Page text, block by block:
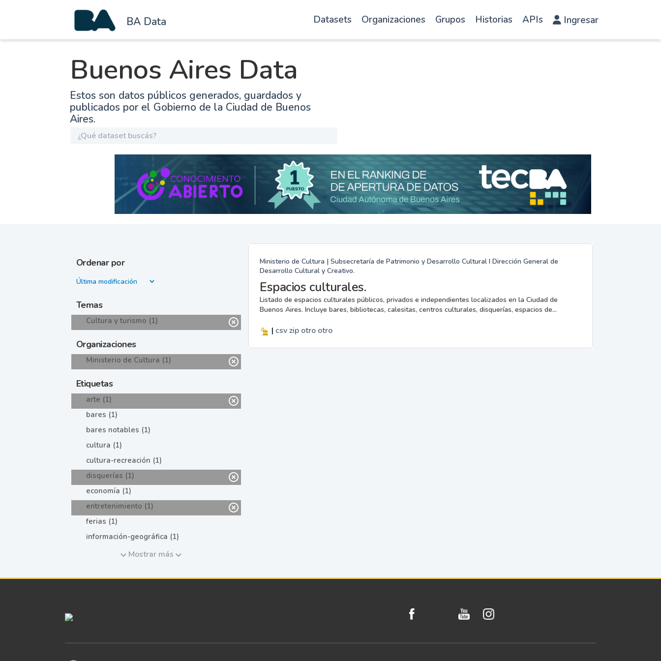
BA Data Datasets Organizaciones Grupos Historias APIs Ingresar
Buenos Aires Data
Estos son datos públicos generados, guardados y
publicados por el Gobierno de la Ciudad de Buenos
Aires.
Ordenar por
Temas
Cultura y turismo (1)
Organizaciones
Ministerio de Cultura (1)
Etiquetas
arte (1)
bares (1)
bares notables (1)
cultura (1)
cultura-recreación (1)
disquerías (1)
economía (1)
entretenimiento (1)
ferias (1)
información-geográfica (1)
Mostrar más
Ministerio de Cultura | Subsecretaría de Patrimonio y Desarrollo Cultural I Dirección General de
Desarrollo Cultural y Creativo.
Espacios culturales.
Listado de espacios culturales públicos, privados e independientes localizados en la Ciudad de
Buenos Aires. Incluye bares, bibliotecas, calesitas, centros culturales, disquerías, espacios de...
| csvzip otro otro